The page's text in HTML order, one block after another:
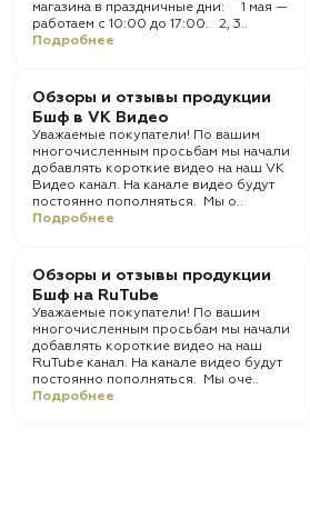
магазина в праздничные дни: 1 мая —
работаем с 10:00 до 17:00. 2, 3..
Подробнее
Обзоры и отзывы продукции
Бшф в VK Видео
Уважаемые покупатели! По вашим
многочисленным просьбам мы начали
добавлять короткие видео на наш VK
Видео канал. На канале видео будут
постоянно пополняться. Мы о..
Подробнее
Обзоры и отзывы продукции
Бшф на RuTube
Уважаемые покупатели! По вашим
многочисленным просьбам мы начали
добавлять короткие видео на наш
RuTube канал. На канале видео будут
постоянно пополняться. Мы оче..
Подробнее